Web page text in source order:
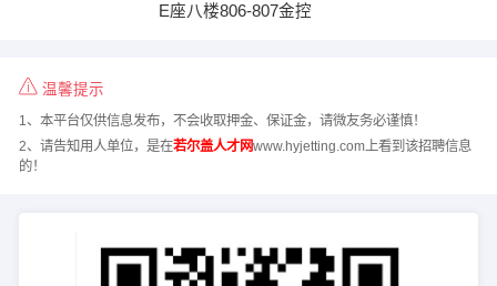
E座八楼806-807金控
温馨提示
1、本平台仅供信息发布，不会收取押金、保证金，请微友务必谨慎！
2、请告知用人单位，是在若尔盖人才网www.hyjetting.com上看到该招聘信息
的！